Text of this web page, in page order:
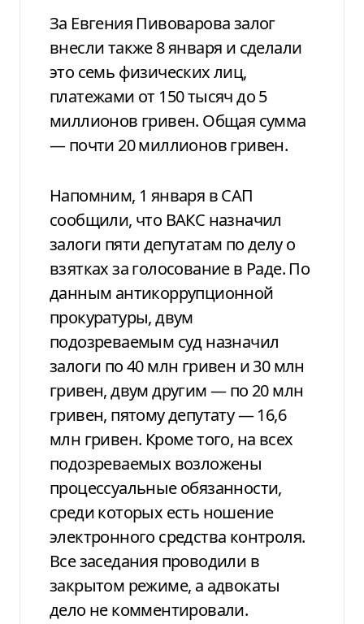
За Евгения Пивоварова залог
внесли также 8 января и сделали
это семь физических лиц,
платежами от 150 тысяч до 5
миллионов гривен. Общая сумма
— почти 20 миллионов гривен.
Напомним, 1 января в САП
сообщили, что ВАКС назначил
залоги пяти депутатам по делу о
взятках за голосование в Раде. По
данным антикоррупционной
прокуратуры, двум
подозреваемым суд назначил
залоги по 40 млн гривен и 30 млн
гривен, двум другим — по 20 млн
гривен, пятому депутату — 16,6
млн гривен. Кроме того, на всех
подозреваемых возложены
процессуальные обязанности,
среди которых есть ношение
электронного средства контроля.
Все заседания проводили в
закрытом режиме, а адвокаты
дело не комментировали.